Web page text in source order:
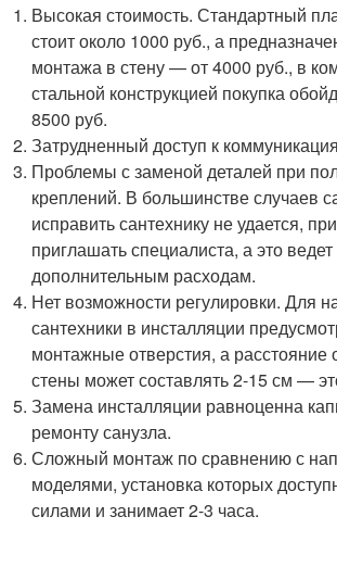
Высокая стоимость. Стандартный
стоит около 1000 руб., а
монтажа в стену — от 4000 руб., в
стальной конструкцией покупка
8500 руб.
Затрудненный доступ к
Проблемы с заменой деталей при
креплений. В большинстве случаев
исправить сантехнику не удается,
приглашать специалиста, а это ведет
дополнительным расходам.
Нет возможности регулировки. Для
сантехники в инсталляции
монтажные отверстия, а расстояние
стены может составлять 2-15 см —
Замена инсталляции равноценна
ремонту санузла.
Сложный монтаж по сравнению с
моделями, установка которых
силами и занимает 2-3 часа.